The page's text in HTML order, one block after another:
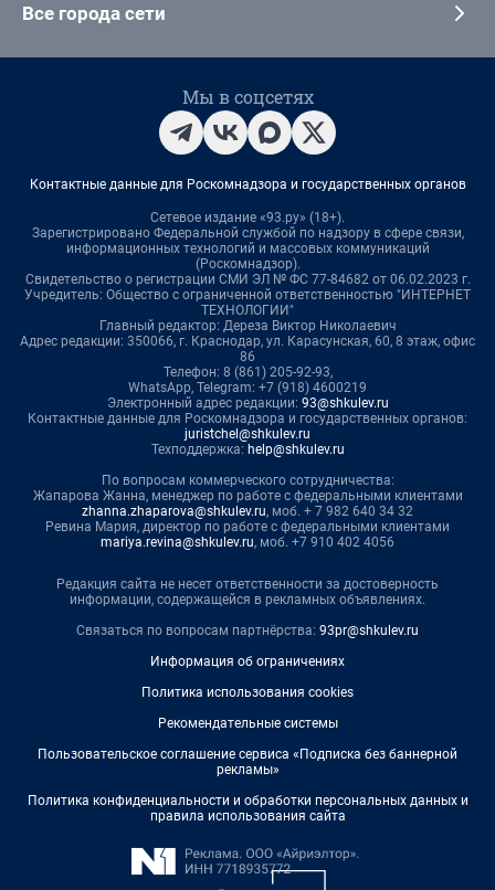
Все города сети
Мы в соцсетях
Контактные данные для Роскомнадзора и государственных органов
Сетевое издание «93.ру» (18+).
Зарегистрировано Федеральной службой по надзору в сфере связи,
информационных технологий и массовых коммуникаций
(Роскомнадзор).
Свидетельство о регистрации СМИ ЭЛ № ФС 77-84682 от 06.02.2023 г.
Учредитель: Общество с ограниченной ответственностью "ИНТЕРНЕТ
ТЕХНОЛОГИИ"
Главный редактор: Дереза Виктор Николаевич
Адрес редакции: 350066, г. Краснодар, ул. Карасунская, 60, 8 этаж, офис
86
Телефон: 8 (861) 205-92-93,
WhatsApp, Telegram: +7 (918) 4600219
Электронный адрес редакции: 93@shkulev.ru
Контактные данные для Роскомнадзора и государственных органов:
juristchel@shkulev.ru
Техподдержка: help@shkulev.ru
По вопросам коммерческого сотрудничества:
Жапарова Жанна, менеджер по работе с федеральными клиентами
zhanna.zhaparova@shkulev.ru, моб. + 7 982 640 34 32
Ревина Мария, директор по работе с федеральными клиентами
mariya.revina@shkulev.ru, моб. +7 910 402 4056
Редакция сайта не несет ответственности за достоверность
информации, содержащейся в рекламных объявлениях.
Связаться по вопросам партнёрства: 93pr@shkulev.ru
Информация об ограничениях
Политика использования cookies
Рекомендательные системы
Пользовательское соглашение сервиса «Подписка без баннерной
рекламы»
Политика конфиденциальности и обработки персональных данных и
правила использования сайта